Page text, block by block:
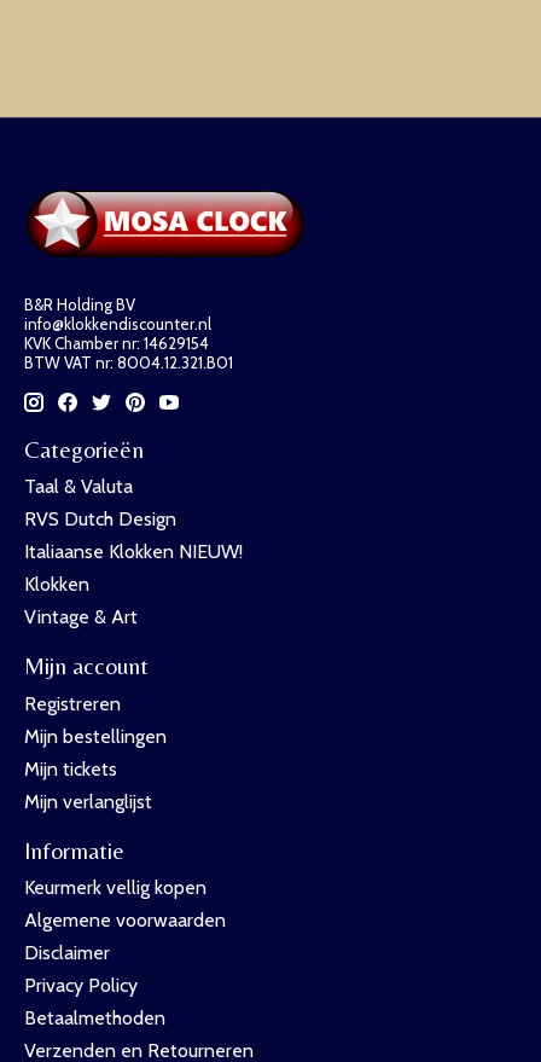
B&R Holding BV
info@klokkendiscounter.nl
KVK Chamber nr: 14629154
BTW VAT nr: 8004.12.321.B01
Categorieën
Taal & Valuta
RVS Dutch Design
Italiaanse Klokken NIEUW!
Klokken
Vintage & Art
Mijn account
Registreren
Mijn bestellingen
Mijn tickets
Mijn verlanglijst
Informatie
Keurmerk vellig kopen
Algemene voorwaarden
Disclaimer
Privacy Policy
Betaalmethoden
Verzenden en Retourneren